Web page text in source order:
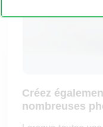
Créez
nombreuses